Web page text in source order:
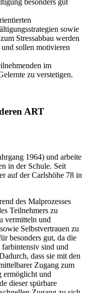
besonders gut
sowie
Stressabbau werden
sollen motivieren
im
zu verstetigen.
ART
1964) und arbeite
in der Schule. Seit
auf der Carlshöhe 78 in
des Malprozesses
Teilnehmers zu
vermitteln und
Selbstvertrauen zu
besonders gut, da die
farbintensiv sind und
dass sie mit den
Zugang zum
ermöglicht und
dieser spürbare